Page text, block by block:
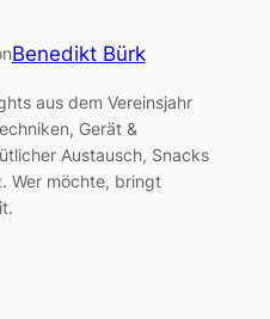
Benedikt Bürk
aus dem Vereinsjahr
Gerät &
Austausch, Snacks
Wer möchte, bringt